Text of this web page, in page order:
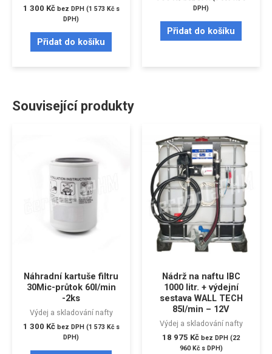
1 300 Kč bez DPH (1 573 Kčs
DPH)
Přidat do košíku
DPH)
Přidat do košíku
Související produkty
Náhradní kartuše filtru
30Mic-průtok 60l/min
-2ks
Výdej a skladování nafty
1 300 Kč bez DPH (1 573 Kčs
DPH)
Nádrž na naftu IBC
1000 litr. + výdejní
sestava WALL TECH
85l/min – 12V
Výdej a skladování nafty
18 975 Kč bez DPH (22
960 Kčs DPH)